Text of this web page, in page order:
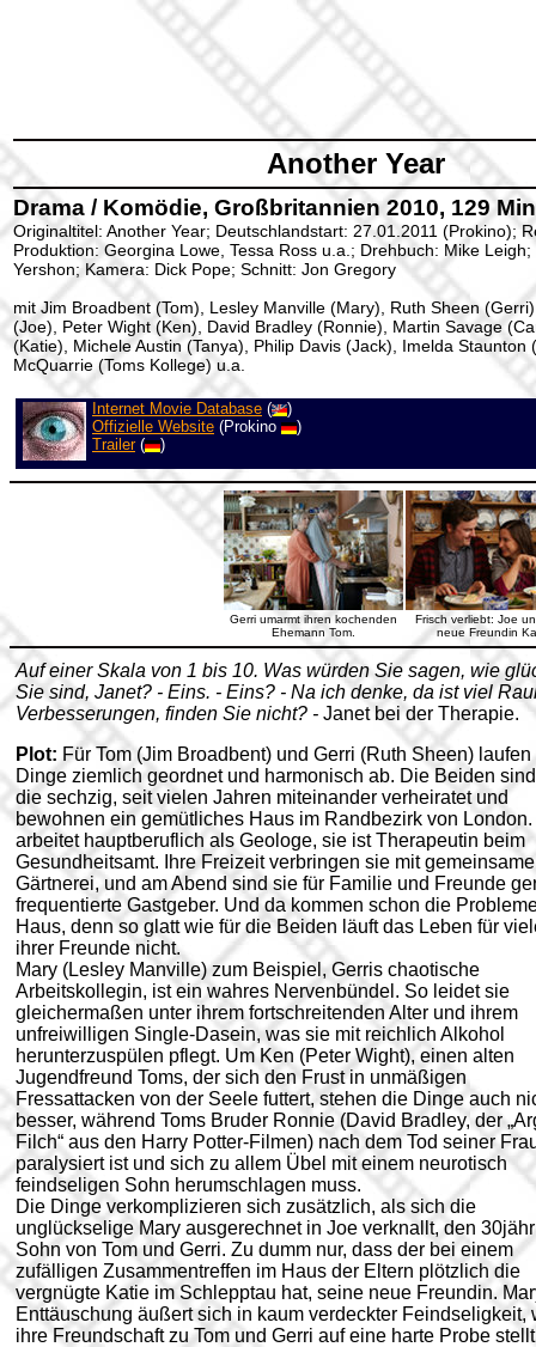
Another Year
Drama / Komödie, Großbritannien 2010, 129
Originaltitel: Another Year; Deutschlandstart: 27.01.2011 (Prokino);
Produktion: Georgina Lowe, Tessa Ross u.a.; Drehbuch: Mike
Yershon; Kamera: Dick Pope; Schnitt: Jon Gregory
mit Jim Broadbent (Tom), Lesley Manville (Mary), Ruth Sheen
(Joe), Peter Wight (Ken), David Bradley (Ronnie), Martin Savage
(Katie), Michele Austin (Tanya), Philip Davis (Jack), Imelda Staunton
McQuarrie (Toms Kollege) u.a.
Internet Movie Database (
)
Offizielle Website (Prokino
)
Trailer( )
Gerri umarmt ihren kochenden
Ehemann Tom.
Frisch verliebt: Joe
neue Freundin
Auf einer Skala von 1 bis 10. Was würden Sie sagen, wie
Sie sind, Janet? - Eins. - Eins? - Na ich denke, da ist viel
Verbesserungen, finden Sie nicht? - Janet bei der Therapie.
Plot: Für Tom (Jim Broadbent) und Gerri (Ruth Sheen) laufen
Dinge ziemlich geordnet und harmonisch ab. Die Beiden
die sechzig, seit vielen Jahren miteinander verheiratet und
bewohnen ein gemütliches Haus im Randbezirk von London.
arbeitet hauptberuflich als Geologe, sie ist Therapeutin beim
Gesundheitsamt. Ihre Freizeit verbringen sie mit
Gärtnerei, und am Abend sind sie für Familie und Freunde
frequentierte Gastgeber. Und da kommen schon die
Haus, denn so glatt wie für die Beiden läuft das Leben für
ihrer Freunde nicht.
Mary (Lesley Manville) zum Beispiel, Gerris chaotische
Arbeitskollegin, ist ein wahres Nervenbündel. So leidet sie
gleichermaßen unter ihrem fortschreitenden Alter und ihrem
unfreiwilligen Single-Dasein, was sie mit reichlich Alkohol
herunterzuspülen pflegt. Um Ken (Peter Wight), einen alten
Jugendfreund Toms, der sich den Frust in unmäßigen
Fressattacken von der Seele futtert, stehen die Dinge auch
besser, während Toms Bruder Ronnie (David Bradley, der
Filch“ aus den Harry Potter-Filmen) nach dem Tod seiner
paralysiert ist und sich zu allem Übel mit einem neurotisch
feindseligen Sohn herumschlagen muss.
Die Dinge verkomplizieren sich zusätzlich, als sich die
unglückselige Mary ausgerechnet in Joe verknallt, den
Sohn von Tom und Gerri. Zu dumm nur, dass der bei einem
zufälligen Zusammentreffen im Haus der Eltern plötzlich die
vergnügte Katie im Schlepptau hat, seine neue Freundin.
Enttäuschung äußert sich in kaum verdeckter Feindseligkeit,
ihre Freundschaft zu Tom und Gerri auf eine harte Probe